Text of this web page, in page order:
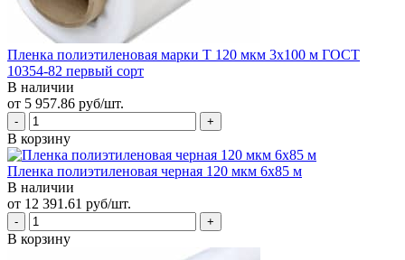
Пленка полиэтиленовая марки Т 120 мкм 3х100 м ГОСТ
10354-82 первый сорт
В наличии
от 5 957.86 руб/шт.
В корзину
Пленка полиэтиленовая черная 120 мкм 6х85 м
В наличии
от 12 391.61 руб/шт.
В корзину